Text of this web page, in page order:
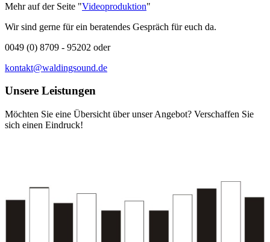
Mehr auf der Seite "Videoproduktion"
Wir sind gerne für ein beratendes Gespräch für euch da.
0049 (0) 8709 - 95202 oder
kontakt@waldingsound.de
Unsere Leistungen
Möchten Sie eine Übersicht über unser Angebot? Verschaffen Sie
sich einen Eindruck!